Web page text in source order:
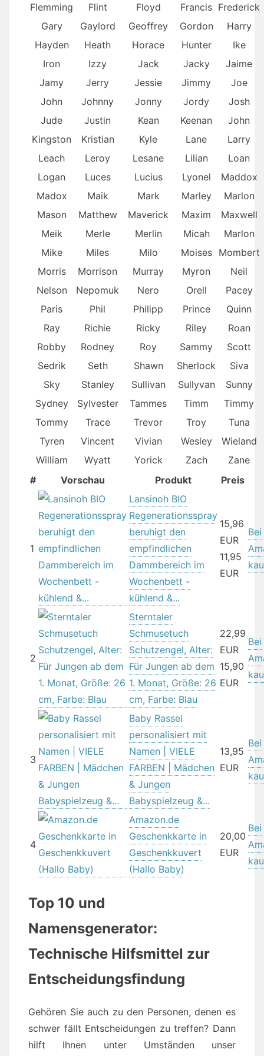
Flemming
Flint Floyd Francis Frederick
Gary
Gaylord Geoffrey Gordon
Harry
Hayden
Heath Horace Hunter
Ike
Iron
Izzy Jack Jacky
Jaime
Jamy
Jerry Jessie Jimmy
Joe
John
Johnny Jonny Jordy
Josh
Jude
Justin Kean Keenan
John
Kingston
Kristian Kyle Lane
Larry
Leach
Leroy Lesane Lilian
Loan
Logan
Luces Lucius Lyonel
Maddox
Madox
Maik Mark Marley
Marlon
Mason
Matthew Maverick Maxim
Maxwell
Meik
Merle Merlin Micah
Marlon
Mike
Miles Milo Moises
Mombert
Morris
Morrison Murray Myron
Neil
Nelson
Nepomuk Nero Orell
Pacey
Paris
Phil Philipp Prince
Quinn
Ray
Richie Ricky Riley
Roan
Robby
Rodney Roy Sammy
Scott
Sedrik
Seth Shawn Sherlock
Siva
Sky
Stanley Sullivan Sullyvan
Sunny
Sydney
Sylvester Tammes Timm
Timmy
Tommy
Trace Trevor Troy
Tuna
Tyren
Vincent Vivian Wesley
Wieland
William
Wyatt Yorick Zach
Zane
#
Vorschau Produkt Preis
1
Lansinoh BIO
Regenerationsspray
beruhigt den
empfindlichen
Dammbereich im
Wochenbett -
kühlend &...
15,96
EUR
11,95
EUR
Bei
2
Sterntaler
Schmusetuch
Schutzengel, Alter:
Für Jungen ab dem
1. Monat, Größe: 26
cm, Farbe: Blau
22,99
EUR
15,90
EUR
Bei
3
Baby Rassel
personalisiert mit
Namen | VIELE
FARBEN | Mädchen
& Jungen
Babyspielzeug &...
13,95
EUR
Bei
4
Amazon.de
Geschenkkarte in
Geschenkkuvert
(Hallo Baby)
20,00
EUR
Bei
Top 10 und
Namensgenerator:
Technische Hilfsmittel zur
Entscheidungsfindung
Gehören Sie auch zu den Personen, denen es
schwer fällt Entscheidungen zu treffen? Dann
hilft Ihnen unter Umständen unser